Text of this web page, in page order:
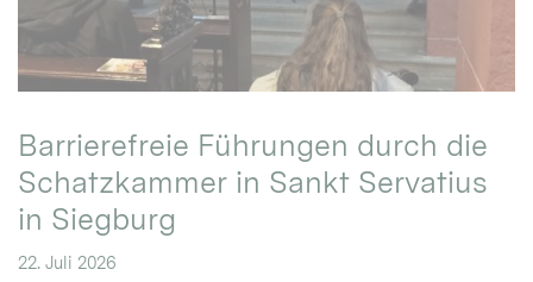
Barrierefreie Führungen durch die
Schatzkammer in Sankt Servatius
in Siegburg
22. Juli 2026